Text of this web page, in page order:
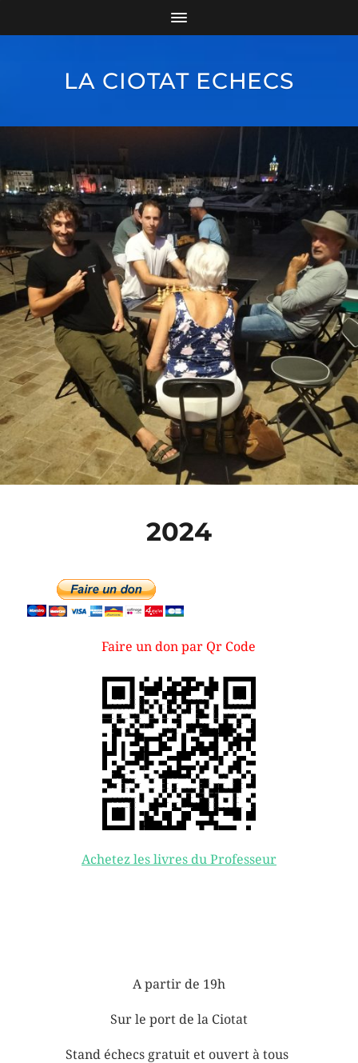
LA CIOTAT ECHECS
2024
Faire un don par Qr Code
Achetez les livres du Professeur
A partir de 19h
Sur le port de la Ciotat
Stand échecs gratuit et ouvert à tous